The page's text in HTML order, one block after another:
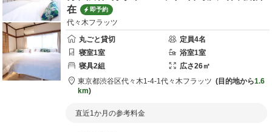
在
即予約
代々木フラッツ
丸ごと貸切
定員4名
寝室1室 浴室1室
寝具2組 広さ26㎡
東京都渋谷区代々木1-4-1代々木フラッツ 目的地から1.6
km
直近1か月の参考料金